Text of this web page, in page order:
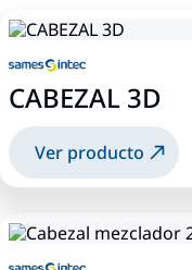
CABEZAL 3D
Ver producto